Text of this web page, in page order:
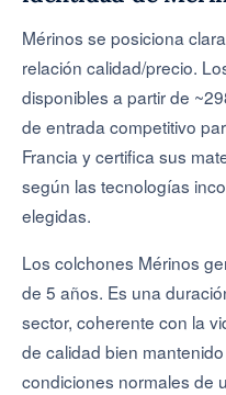
Mérinos se posiciona
relación calidad/precio.
disponibles a partir de
de entrada competitivo
Francia y certifica sus
según las tecnologías
elegidas.
Los colchones Mérinos
de 5 años. Es una
sector, coherente con la
de calidad bien
condiciones normales de